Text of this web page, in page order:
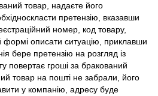
товар, надаєте його
претензію, вказавши
номер, код товару,
формі описати ситуацію, приклавши
бере претензію на розгляд із
повертає гроші за бракований
товар на пошті не забрали, його
у компанію, адресу буде